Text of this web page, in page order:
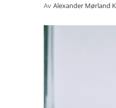
Av Alexander Mørland